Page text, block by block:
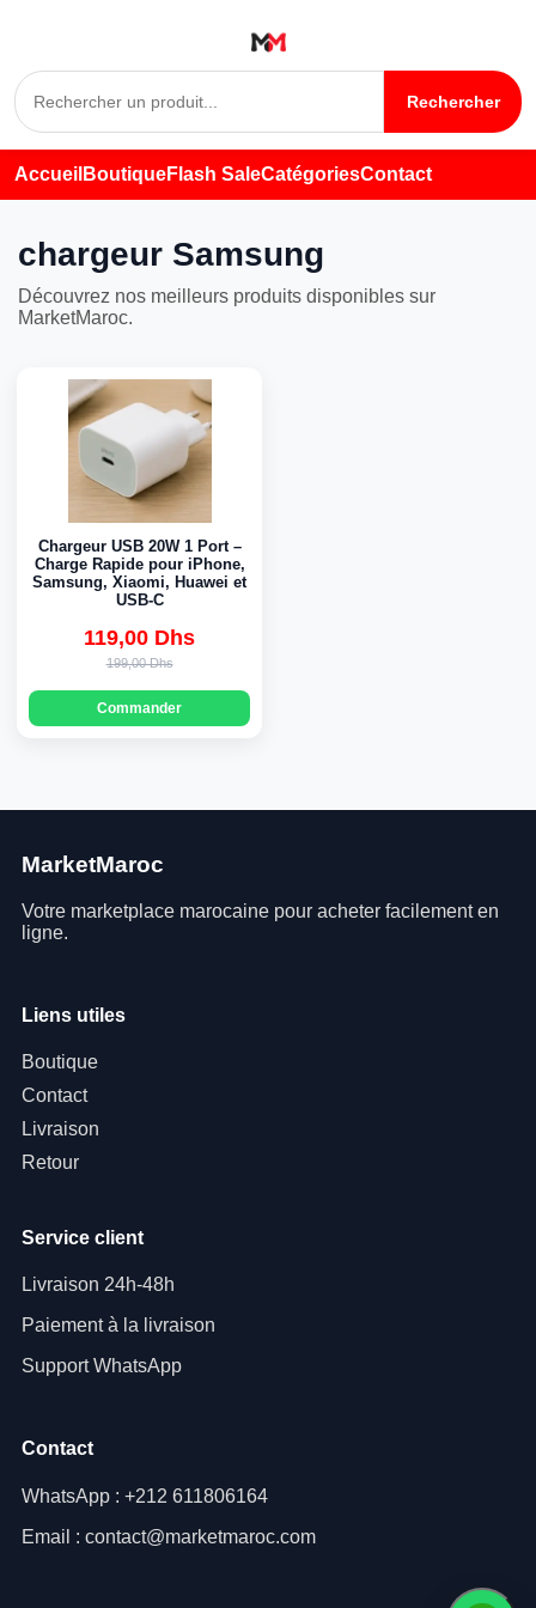
Rechercher
Accueil BoutiqueFlash SaleCatégoriesContact
chargeur Samsung
Découvrez nos meilleurs produits disponibles sur
MarketMaroc.
Chargeur USB 20W 1 Port –
Charge Rapide pour iPhone,
Samsung, Xiaomi, Huawei et
USB-C
199,00 DhsOriginal
price
was:
119,00 Dhs
Current
price
is:
Commander
MarketMaroc
Votre marketplace marocaine pour acheter facilement en
ligne.
Liens utiles
Boutique
Contact
Livraison
Retour
Service client
Livraison 24h-48h
Paiement à la livraison
Support WhatsApp
Contact
WhatsApp : +212 611806164
Email : contact@marketmaroc.com